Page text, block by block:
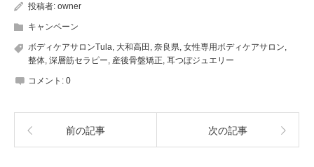
投稿者: owner
キャンペーン
ボディケアサロンTula 大和高田 奈良県 女性専用ボディケアサロン
整体 深層筋セラピー 産後骨盤矯正 耳つぼジュエリー
コメント: 0
前の記事 次の記事